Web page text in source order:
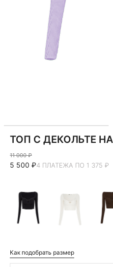
ТОП С ДЕКОЛЬТЕ
11 000 ₽
5 500 ₽4 ПЛАТЕЖА ПО 1 375 ₽
Как подобрать размер